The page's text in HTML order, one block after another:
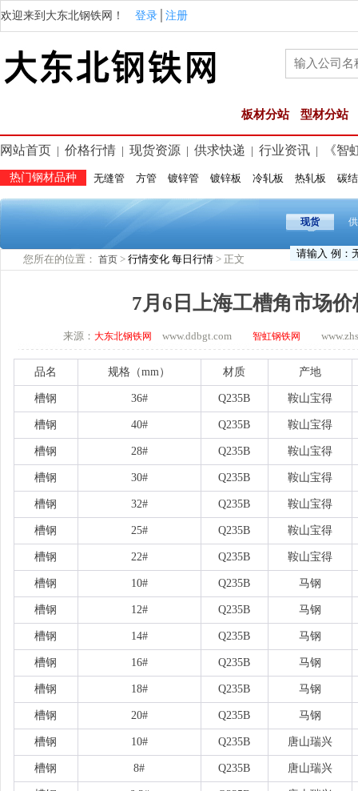
欢迎来到大东北钢铁网！ 登录 注册
板材分站 型材分站
网站首页 价格行情 现货资源 供求快递 行业资讯 《智
热门钢材品种 无缝管 方管 镀锌管 镀锌板 冷轧板 热轧板 碳
现货
您所在的位置： 首页 > 行情变化 每日行情 > 正文
7月6日上海工槽角市场价
来源： 大东北钢铁网 www.ddbgt.com 智虹钢铁网
品名 规格（mm） 材质 产地
槽钢 36# Q235B 鞍山宝得
槽钢 40# Q235B 鞍山宝得
槽钢 28# Q235B 鞍山宝得
槽钢 30# Q235B 鞍山宝得
槽钢 32# Q235B 鞍山宝得
槽钢 25# Q235B 鞍山宝得
槽钢 22# Q235B 鞍山宝得
槽钢 10# Q235B 马钢
槽钢 12# Q235B 马钢
槽钢 14# Q235B 马钢
槽钢 16# Q235B 马钢
槽钢 18# Q235B 马钢
槽钢 20# Q235B 马钢
槽钢 10# Q235B 唐山瑞兴
槽钢 8# Q235B 唐山瑞兴